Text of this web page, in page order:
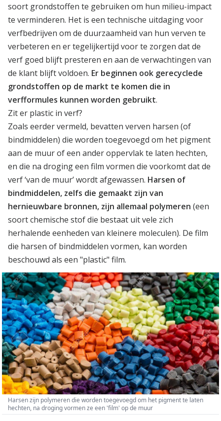
soort grondstoffen te gebruiken om hun milieu-impact
te verminderen. Het is een technische uitdaging voor
verfbedrijven om de duurzaamheid van hun verven te
verbeteren en er tegelijkertijd voor te zorgen dat de
verf goed blijft presteren en aan de verwachtingen van
de klant blijft voldoen. Er beginnen ook gerecyclede
grondstoffen op de markt te komen die in
verfformules kunnen worden gebruikt.
Zit er plastic in verf?
Zoals eerder vermeld, bevatten verven harsen (of
bindmiddelen) die worden toegevoegd om het pigment
aan de muur of een ander oppervlak te laten hechten,
en die na droging een film vormen die voorkomt dat de
verf ‘van de muur’ wordt afgewassen. Harsen of
bindmiddelen, zelfs die gemaakt zijn van
hernieuwbare bronnen, zijn allemaal polymeren (een
soort chemische stof die bestaat uit vele zich
herhalende eenheden van kleinere moleculen). De film
die harsen of bindmiddelen vormen, kan worden
beschouwd als een "plastic" film.
Harsen zijn polymeren die worden toegevoegd om het pigment te laten
hechten, na droging vormen ze een 'film' op de muur